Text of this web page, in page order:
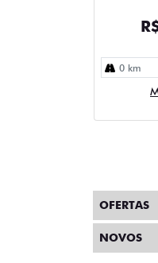
0 km
OFERTAS
NOVOS